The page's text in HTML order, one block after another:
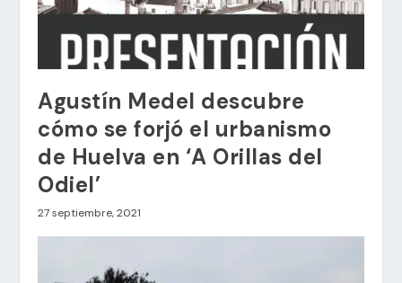
Agustín Medel descubre
cómo se forjó el urbanismo
de Huelva en ‘A Orillas del
Odiel’
27 septiembre, 2021